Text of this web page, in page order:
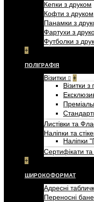
Кепки з друком
Кофти з друком
Панамки з
Фартухи з
Футболки з
+
ПОЛІГРАФІЯ
Візитки +
Візитки
Листівки та
Наліпки та
Наліпки
Сертифікати
+
ШИРОКОФОРМАТ
Адресні
Переносні